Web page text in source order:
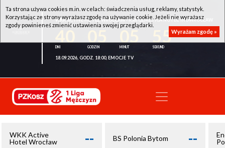
WKK ACTIVE HOTEL WROCŁAW - KSK QEMETICA NOTEĆ INOWROCŁAW
55
18.09.2026, GODZ. 18:00, EMOCJE TV
WKK Active
Hotel Wrocław
-- BS Polonia Bytom --
Ta strona używa cookies m.in. w celach: świadczenia usług, reklamy, statystyk.
Korzystając ze strony wyrażasz zgodę na używanie cookie. Jeżeli nie wyrażasz
zgody powinieneś zmienić ustawienia swojej przeglądarki.
Wyrażam zgodę »